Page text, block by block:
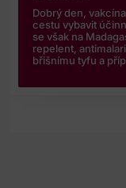
Dobrý den,
cestu vybavit
se však na
repelent,
břišnímu tyfu a